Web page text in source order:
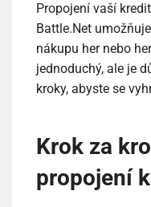
Propojení vaší
Battle.Net
nákupu her nebo
jednoduchý, ale je
kroky, abyste se
Krok za
propojení